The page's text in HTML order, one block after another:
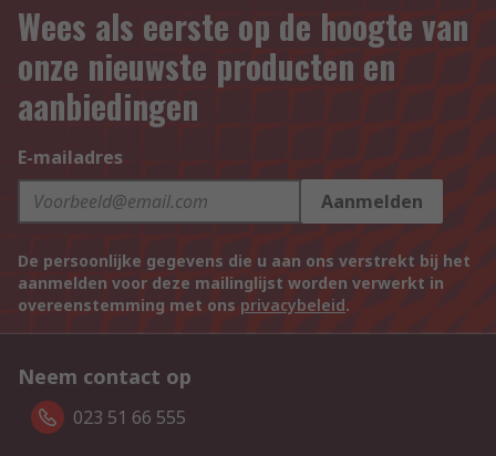
Wees als eerste op de hoogte van
onze nieuwste producten en
aanbiedingen
E-mailadres
Aanmelden
De persoonlijke gegevens die u aan ons verstrekt bij het
aanmelden voor deze mailinglijst worden verwerkt in
overeenstemming met ons privacybeleid.
Neem contact op
023 51 66 555